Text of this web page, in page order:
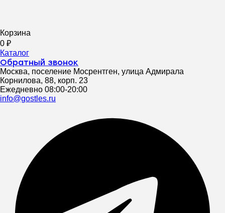
Корзина
0 ₽
Каталог
Обратный звонок
Москва, поселение Мосрентген, улица Адмирала
Корнилова, 88, корп. 23
Ежедневно 08:00-20:00
info@gostles.ru